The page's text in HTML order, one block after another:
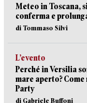
Meteo in Toscana,
conferma e
di Tommaso Silvi
L’evento
Perché in Versilia
mare aperto?
Party
di Gabriele Buffoni